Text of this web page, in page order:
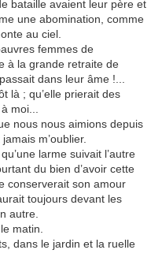
bataille avaient leur père et
une abomination, comme
au ciel.
femmes de
à la grande retraite de
dans leur âme !...
là ; qu’elle prierait des
moi...
nous nous aimions depuis
m’oublier.
larme suivait l’autre
du bien d’avoir cette
conserverait son amour
toujours devant les
autre.
matin.
dans le jardin et la ruelle